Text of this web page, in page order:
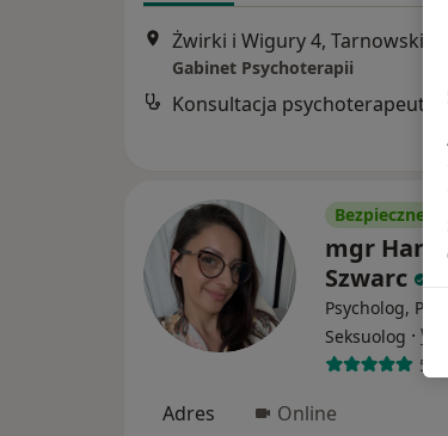
Żwirki i Wigury 4, Tarnowskie
Gabinet Psychoterapii
Konsultacja
Bezpieczne
mgr
Szwarc
Psycholog,
Seksuolog ·
58
Adres Online